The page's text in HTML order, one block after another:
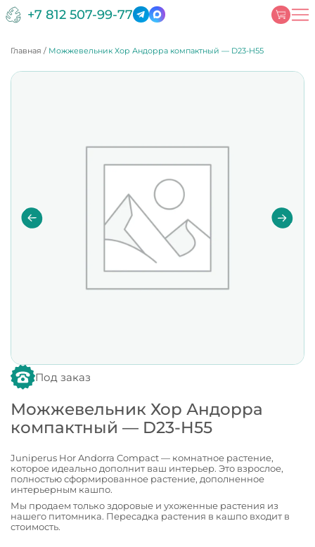
+7 812 507-99-77
Главная / Можжевельник Хор Андорра компактный — D23-H55
Под заказ
Можжевельник Хор Андорра
компактный — D23-H55
Juniperus Hor Andorra Compact — комнатное растение,
которое идеально дополнит ваш интерьер. Это взрослое,
полностью сформированное растение, дополненное
интерьерным кашпо.
Мы продаем только здоровые и ухоженные растения из
нашего питомника. Пересадка растения в кашпо входит в
стоимость.